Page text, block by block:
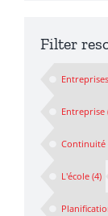
Filter
Entreprises
Entreprise
Continuité
L'école (4)